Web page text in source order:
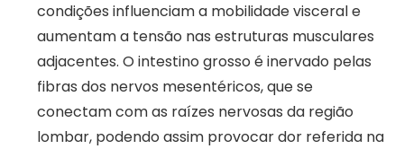
condições influenciam a mobilidade visceral e
aumentam a tensão nas estruturas musculares
adjacentes. O intestino grosso é inervado pelas
fibras dos nervos mesentéricos, que se
conectam com as raízes nervosas da região
lombar, podendo assim provocar dor referida na